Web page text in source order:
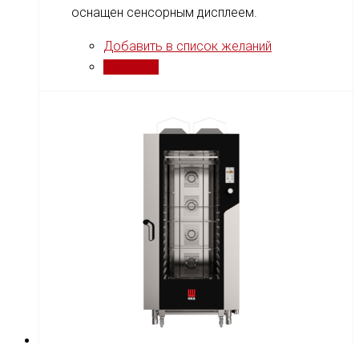
оснащен сенсорным дисплеем.
Добавить в список желаний